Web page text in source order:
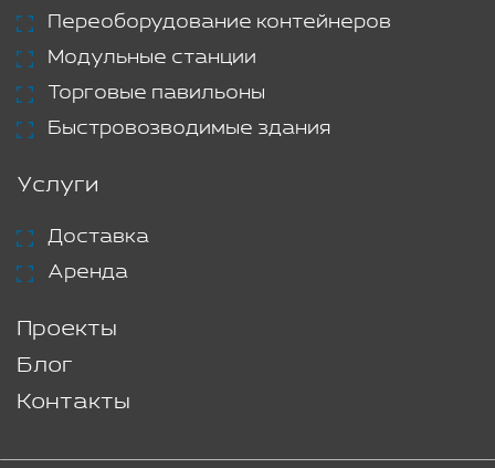
Переоборудование контейнеров
Модульные станции
Торговые павильоны
Быстровозводимые здания
Услуги
Доставка
Аренда
Проекты
Блог
Контакты